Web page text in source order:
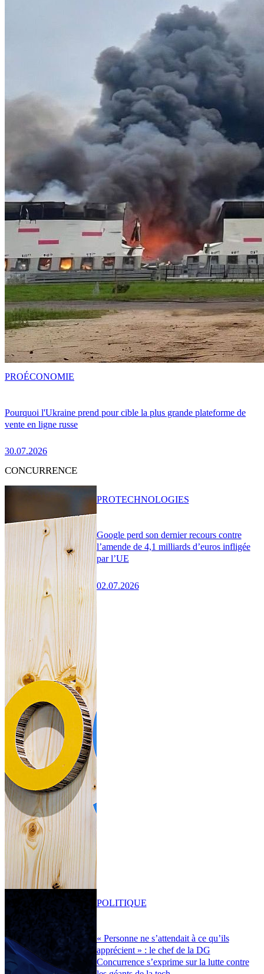
Pourquoi l'Ukraine prend pour cible la plus grande plateforme de
vente en ligne russe
30.07.2026
PROÉCONOMIE
CONCURRENCE
Google perd son dernier recours contre
l’amende de 4,1 milliards d’euros infligée
par l’UE
02.07.2026
PROTECHNOLOGIES
« Personne ne s’attendait à ce qu’ils
apprécient » : le chef de la DG
Concurrence s’exprime sur la lutte contre
POLITIQUE